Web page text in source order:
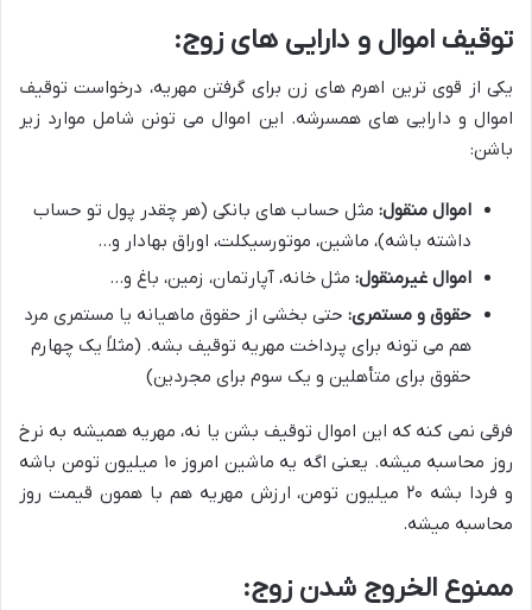
توقیف اموال و دارایی های زوج:
یکی از قوی ترین اهرم های زن برای گرفتن مهریه، درخواست توقیف
اموال و دارایی های همسرشه. این اموال می تونن شامل موارد زیر
باشن:
اموال منقول: مثل حساب های بانکی (هر چقدر پول تو حساب
داشته باشه)، ماشین، موتورسیکلت، اوراق بهادار و…
اموال غیرمنقول: مثل خانه، آپارتمان، زمین، باغ و…
حقوق و مستمری: حتی بخشی از حقوق ماهیانه یا مستمری مرد
هم می تونه برای پرداخت مهریه توقیف بشه. (مثلاً یک چهارم
حقوق برای متأهلین و یک سوم برای مجردین)
فرقی نمی کنه که این اموال توقیف بشن یا نه، مهریه همیشه به نرخ
روز محاسبه میشه. یعنی اگه یه ماشین امروز ۱۰ میلیون تومن باشه
و فردا بشه ۲۰ میلیون تومن، ارزش مهریه هم با همون قیمت روز
محاسبه میشه.
ممنوع الخروج شدن زوج: